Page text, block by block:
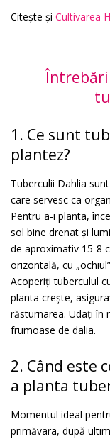
Citește și Cultivarea
Întrebări
1. Ce sunt
plantez?
Tuberculii Dahlia
care servesc ca
Pentru a-i planta,
sol bine drenat și
de aproximativ 15-8
orizontală, cu
Acoperiți tuberculul
planta crește,
răsturnarea. Udați în
frumoase de dalia.
2. Când este
a planta
Momentul ideal
primăvara, după